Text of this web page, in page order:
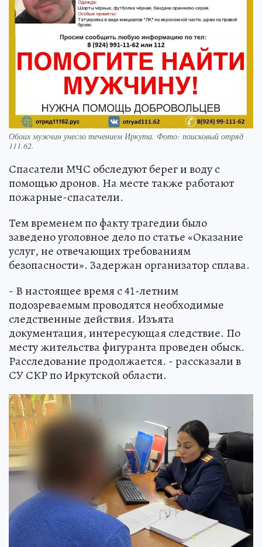
Обоих мужчин унесло течением Иркута. Фото: поисковый отряд
111.62.
Спасатели МЧС обследуют берег и воду с
помощью дронов. На месте также работают
пожарные-спасатели.
Тем временем по факту трагедии было
заведено уголовное дело по статье «Оказание
услуг, не отвечающих требованиям
безопасности». Задержан организатор сплава.
- В настоящее время с 41-летним
подозреваемым проводятся необходимые
следственные действия. Изъята
документация, интересующая следствие. По
месту жительства фигуранта проведен обыск.
Расследование продолжается. - рассказали в
СУ СКР по Иркутской области.